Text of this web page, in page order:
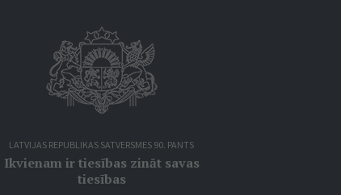
LATVIJAS REPUBLIKAS SATVERSMES 90. PANTS
Ikvienam ir tiesības zināt savas
tiesības